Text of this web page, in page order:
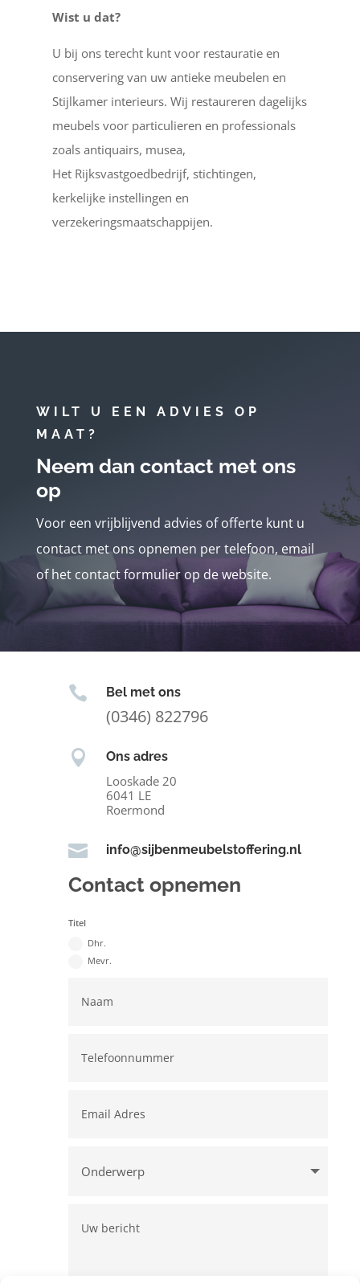
Wist u dat?
U bij ons terecht kunt voor restauratie en
conservering van uw antieke meubelen en
Stijlkamer interieurs. Wij restaureren dagelijks
meubels voor particulieren en professionals
zoals antiquairs, musea,
Het Rijksvastgoedbedrijf, stichtingen,
kerkelijke instellingen en
verzekeringsmaatschappijen.
WILT U EEN ADVIES OP
MAAT?
Neem dan contact met ons
op
Voor een vrijblijvend advies of offerte kunt u
contact met ons opnemen per telefoon, email
of het contact formulier op de website.
 Bel met ons
(0346) 822796
 Ons adres
Looskade 20
6041 LE
Roermond
 info@sijbenmeubelstoffering.nl
Contact opnemen
Titel
Dhr.
Mevr.